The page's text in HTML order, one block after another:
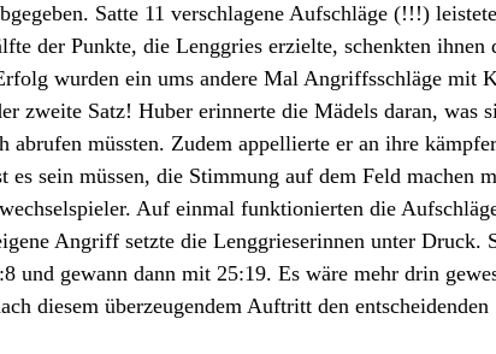
Satte 11 verschlagene Aufschläge (!!!)
der Punkte, die Lenggries erzielte, schenkten
wurden ein ums andere Mal Angriffsschläge mit
zweite Satz! Huber erinnerte die Mädels daran, was
abrufen müssten. Zudem appellierte er an ihre
es sein müssen, die Stimmung auf dem Feld machen
Auf einmal funktionierten die
Angriff setzte die Lenggrieserinnen unter Druck.
und gewann dann mit 25:19. Es wäre mehr drin
diesem überzeugendem Auftritt den